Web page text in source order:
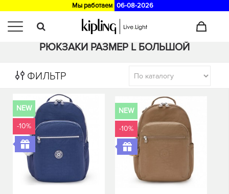
Мы работаем 06-08-2026
Главная >Каталог / Рюкзаки
РЮКЗАКИ РАЗМЕР L БОЛЬШОЙ
ФИЛЬТР
NEW
-10%
NEW
-10%